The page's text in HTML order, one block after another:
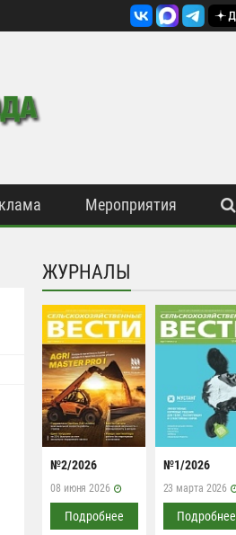
Мероприятия
ЖУРНАЛЫ
№2/2026
08 июня 2026
Подробнее
№1/2026
23 марта 2026
Подробнее